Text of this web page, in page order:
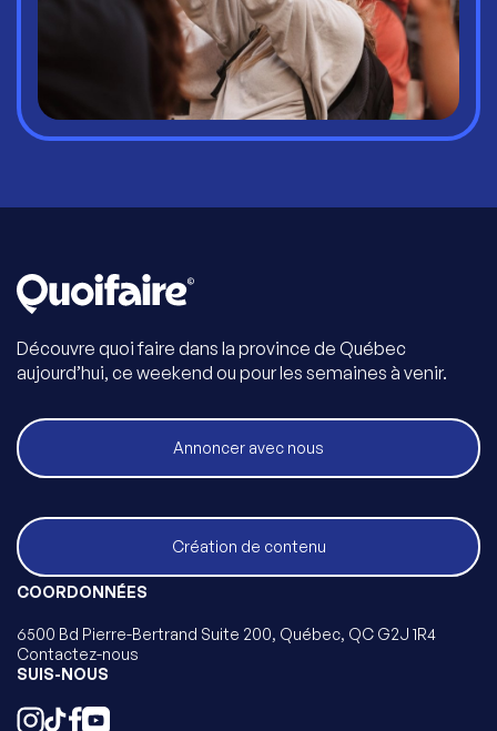
Découvre quoi faire dans la province de Québec
aujourd’hui, ce weekend ou pour les semaines à venir.
Annoncer avec nous
Création de contenu
COORDONNÉES
6500 Bd Pierre-Bertrand Suite 200, Québec, QC G2J 1R4
Contactez-nous
SUIS-NOUS